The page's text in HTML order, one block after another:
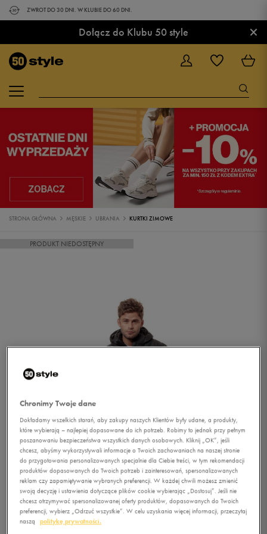
ZWROT DO 30 DNI. W KLUBIE DO 60 DNI.
Dołącz do Klubu 50 style ×
STRONA GŁÓWNA MĘSKIE UBRANIA KURTKI ZIMOWE
PRODUKT NIEDOSTĘPNY
Chronimy Twoje dane
Dokładamy wszelkich starań, aby zakupy naszych Klientów były udane, a produkty,
które wybierają – najlepiej dopasowane do ich potrzeb. Robimy to jednak przy pełnym
poszanowaniu bezpieczeństwa wszystkich danych osobowych. Kliknij „OK”, jeśli
chcesz, abyśmy wykorzystywali informacje o Twoich zachowaniach na naszej stronie
do przygotowania personalizowanych specjalnie dla Ciebie treści, w tym rekomendacji
produktów dopasowanych do Twoich potrzeb i zainteresowań, spersonalizowanych
reklam czy zapamiętywanie wybranych preferencji. W każdej chwili możesz zmienić
swoją decyzję i ustawienia dotyczące plików cookie wybierając „Dostosuj”. Jeśli nie
chcesz otrzymywać spersonalizowanej oferty produktów, dopasowanych do Twoich
preferencji, wybierz „Odrzuć wszystkie”. W celu uzyskania więcej informacji, przeczytaj
naszą
politykę prywatności.